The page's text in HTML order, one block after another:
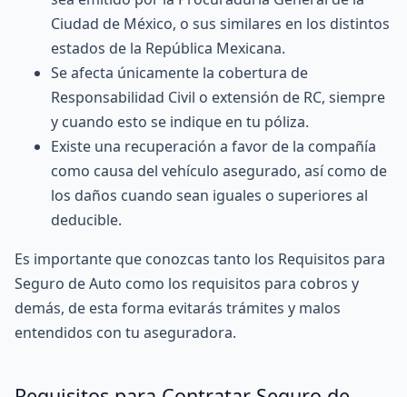
Ciudad de México, o sus similares en los distintos
estados de la República Mexicana.
Se afecta únicamente la cobertura de
Responsabilidad Civil o extensión de RC, siempre
y cuando esto se indique en tu póliza.
Existe una recuperación a favor de la compañía
como causa del vehículo asegurado, así como de
los daños cuando sean iguales o superiores al
deducible.
Es importante que conozcas tanto los Requisitos para
Seguro de Auto como los requisitos para cobros y
demás, de esta forma evitarás trámites y malos
entendidos con tu aseguradora.